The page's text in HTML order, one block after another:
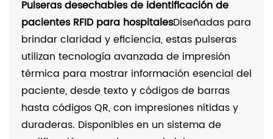
Pulseras desechables de identificación de
pacientes RFID para hospitalesDiseñadas para
brindar claridad y eficiencia, estas pulseras
utilizan tecnología avanzada de impresión
térmica para mostrar información esencial del
paciente, desde texto y códigos de barras
hasta códigos QR, con impresiones nítidas y
duraderas. Disponibles en un sistema de